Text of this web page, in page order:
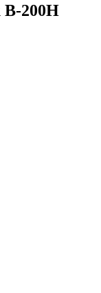
В-200Н